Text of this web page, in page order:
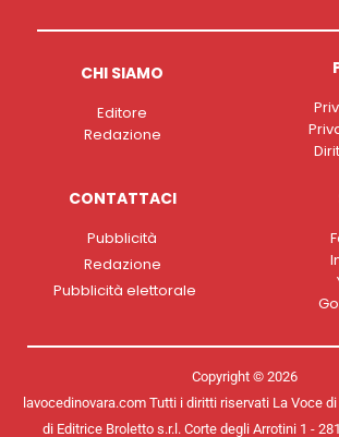
CHI SIAMO
Editore
Redazione
CONTATTACI
Pubblicità
Redazione
Pubblicità elettorale
Copyright © 2026
lavocedinovara.com Tutti i diritti riservati La Voce
di Editrice Broletto s.r.l. Corte degli Arrotini 1 -